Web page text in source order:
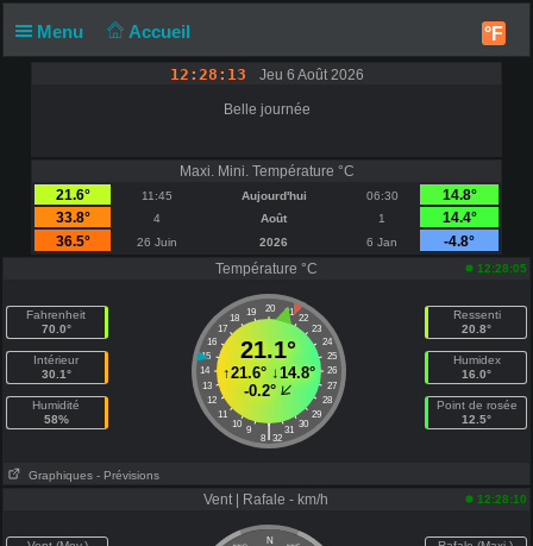
Menu Accueil °F
12:28:13 Jeu 6 Août 2026
Belle journée
Maxi. Mini. Température °C
21.6°
11:45 Aujourd'hui 06:30
14.8°
33.8°
4 Août 1
14.4°
36.5°
26 Juin 2026 6 Jan
-4.8°
Température °C
12:28:05
Fahrenheit
70.0°
Intérieur
30.1°
Humidité
58%
20
19 21
18
22
17
23
16
24
15
25
14
26
13
27
12
28
11
29
10
30
9 31
|
8 32
21.1°
↑21.6°↓14.8°
-0.2°
Ressenti
20.8°
Humidex
16.0°
Point de rosée
12.5°
Graphiques - Prévisions
Vent | Rafale - km/h 12:28:10
N